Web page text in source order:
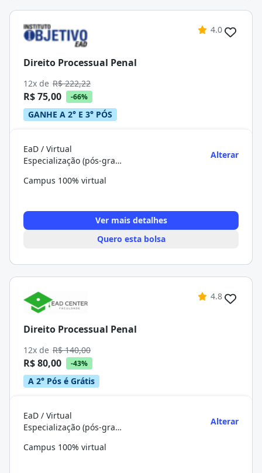
4.0
Direito Processual Penal
12x de R$ 222,22
R$ 75,00 -66%
GANHE A 2° E 3° PÓS
EaD / Virtual
Especialização (pós-graduação)
Alterar
Campus 100% virtual
Ver mais detalhes
Quero esta bolsa
4.8
Direito Processual Penal
12x de R$ 140,00
R$ 80,00 -43%
A 2° Pós é Grátis
EaD / Virtual
Especialização (pós-graduação)
Alterar
Campus 100% virtual